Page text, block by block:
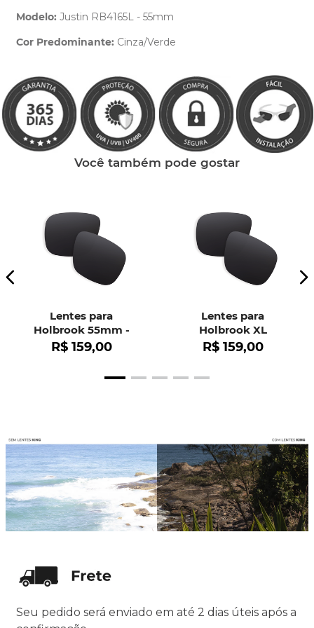
Modelo: Justin RB4165L - 55mm
Cor Predominante: Cinza/Verde
Você também pode gostar
Lentes para
Holbrook 55mm -
OO9102
R$ 159,00
Lentes para
Holbrook XL
R$ 159,00
Seu pedido será enviado em até 2 dias úteis após a